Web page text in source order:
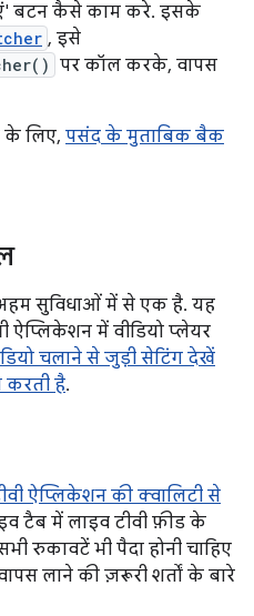
बटन कैसे काम करे. इसके
, इसे
पर कॉल करके, वापस
के लिए, पसंद के मुताबिक बैक
अहम सुविधाओं में से एक है. यह
ऐप्लिकेशन में वीडियो प्लेयर
चलाने से जुड़ी सेटिंग देखें
करती है.
ऐप्लिकेशन की क्वालिटी से
टैब में लाइव टीवी फ़ीड के
रुकावटें भी पैदा होनी चाहिए
लाने की ज़रूरी शर्तों के बारे